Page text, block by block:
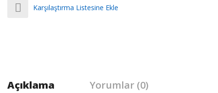
Karşılaştırma Listesine Ekle
Açıklama Yorumlar (0)